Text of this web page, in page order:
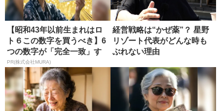
【昭和43年以前生まれはロ
ト６この数字を買うべき】6
つの数字が「完全一致」す
る方...
PR(株式会社MURA)
経営戦略は“かぜ薬”？ 星野
リゾート代表がどんな時も
ぶれない理由